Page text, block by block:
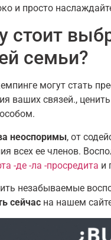
и просто
стоит
семьи?
могут стать
ваших связей.,
неоспоримы, от
всех ее членов.
-де -ла -просредита и
незабываемые
сейчас на нашем